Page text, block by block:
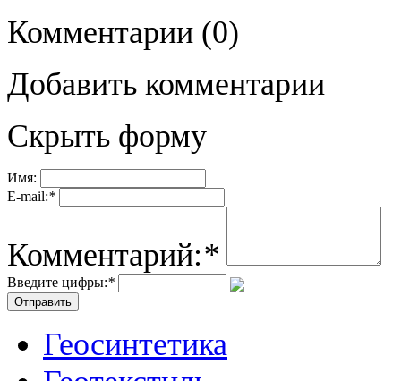
Комментарии (0)
Добавить комментарии
Скрыть форму
Имя:
E-mail:*
Комментарий:*
Введите цифры:*
Геосинтетика